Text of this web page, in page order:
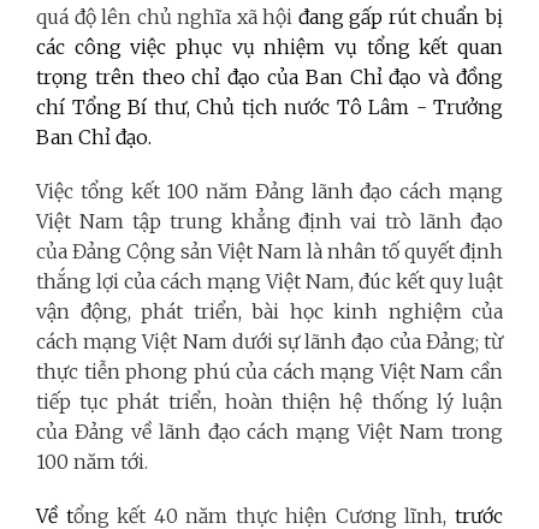
quá độ lên chủ nghĩa xã hội đang gấp rút chuẩn bị
các công việc phục vụ nhiệm vụ tổng kết quan
trọng trên theo chỉ đạo của Ban Chỉ đạo và đồng
chí Tổng Bí thư, Chủ tịch nước Tô Lâm - Trưởng
Ban Chỉ đạo.
Việc tổng kết 100 năm Đảng lãnh đạo cách mạng
Việt Nam tập trung khẳng định vai trò lãnh đạo
của Đảng Cộng sản Việt Nam là nhân tố quyết định
thắng lợi của cách mạng Việt Nam, đúc kết quy luật
vận động, phát triển, bài học kinh nghiệm của
cách mạng Việt Nam dưới sự lãnh đạo của Đảng; từ
thực tiễn phong phú của cách mạng Việt Nam cần
tiếp tục phát triển, hoàn thiện hệ thống lý luận
của Đảng về lãnh đạo cách mạng Việt Nam trong
100 năm tới.
Về tổng kết 40 năm thực hiện Cương lĩnh,trước